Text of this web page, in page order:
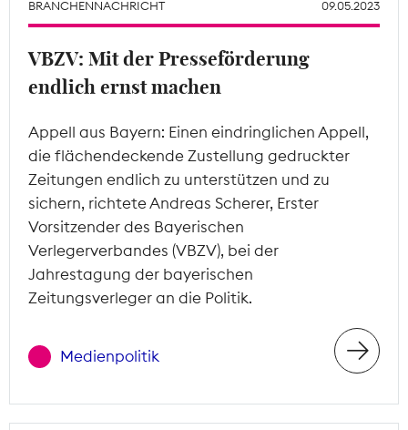
ALLE THEMEN
Mitgliederbereich
BRANCHENNACHRICHT 09.05.2023
VBZV: Mit der Presseförderung
endlich ernst machen
Appell aus Bayern: Einen eindringlichen Appell,
die flächendeckende Zustellung gedruckter
Zeitungen endlich zu unterstützen und zu
sichern, richtete Andreas Scherer, Erster
Vorsitzender des Bayerischen
Verlegerverbandes (VBZV), bei der
Jahrestagung der bayerischen
Zeitungsverleger an die Politik.
Medienpolitik